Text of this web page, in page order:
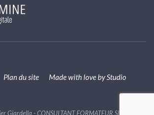
Plan du site Made with love byStudio
- CONSULTANT FORMATEUR SIG